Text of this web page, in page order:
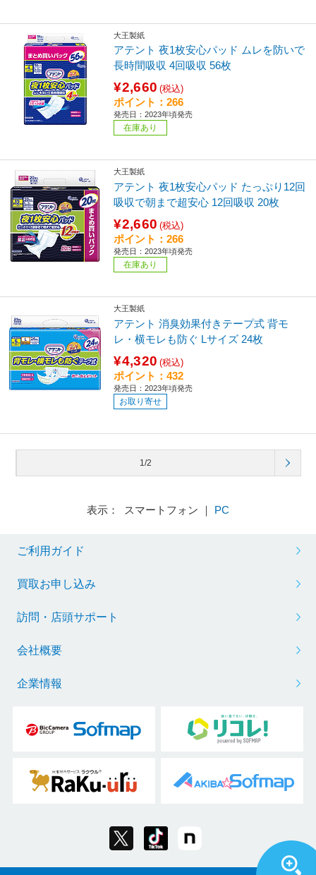
大王製紙
アテント 夜1枚安心パッド ムレを防いで
長時間吸収 4回吸収 56枚
¥2,660 (税込)
ポイント：266
発売日：2023年頃発売
在庫あり
大王製紙
アテント 夜1枚安心パッド たっぷり12回
吸収で朝まで超安心 12回吸収 20枚
¥2,660 (税込)
ポイント：266
発売日：2023年頃発売
在庫あり
大王製紙
アテント 消臭効果付きテープ式 背モ
レ・横モレも防ぐ Lサイズ 24枚
¥4,320 (税込)
ポイント：432
発売日：2023年頃発売
お取り寄せ
1/2
表示： スマートフォン ｜ PC
ご利用ガイド
買取お申し込み
訪問・店頭サポート
会社概要
企業情報